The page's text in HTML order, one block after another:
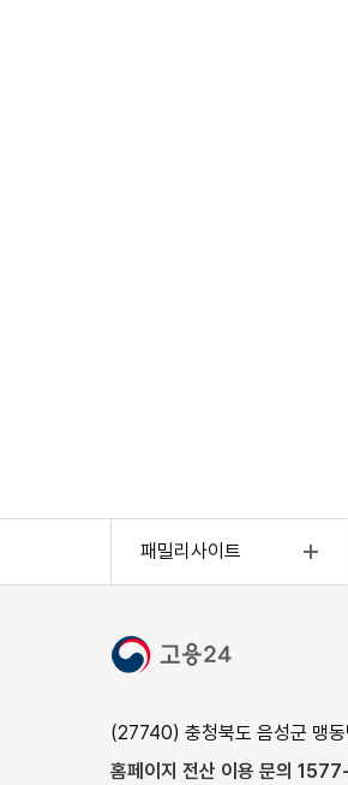
패밀리사이트
외국인고용(외국인전용)
고용행정통계
장애인고용포털
여성새로일하기센터
(27740) 충청북도 음성군 맹
홈페이지 전산 이용 문의